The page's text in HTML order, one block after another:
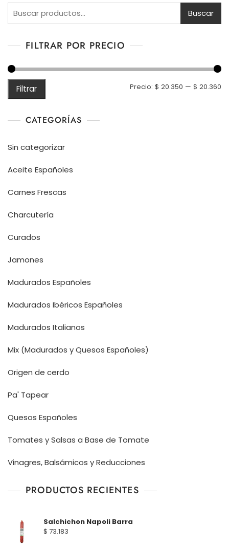
Buscar
FILTRAR POR PRECIO
Filtrar Precio: $ 20.350 — $ 20.360
CATEGORÍAS
Sin categorizar
Aceite Españoles
Carnes Frescas
Charcutería
Curados
Jamones
Madurados Españoles
Madurados Ibéricos Españoles
Madurados Italianos
Mix (Madurados y Quesos Españoles)
Origen de cerdo
Pa' Tapear
Quesos Españoles
Tomates y Salsas a Base de Tomate
Vinagres, Balsámicos y Reducciones
PRODUCTOS RECIENTES
Salchichon Napoli Barra
$ 73.183